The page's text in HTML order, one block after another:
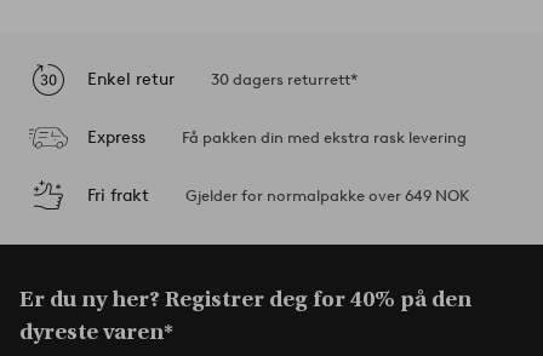
Enkel retur 30 dagers returrett*
Express Få pakken din med ekstra rask levering
Fri frakt Gjelder for normalpakke over 649 NOK
Er du ny her? Registrer deg for 40% på den
dyreste varen*